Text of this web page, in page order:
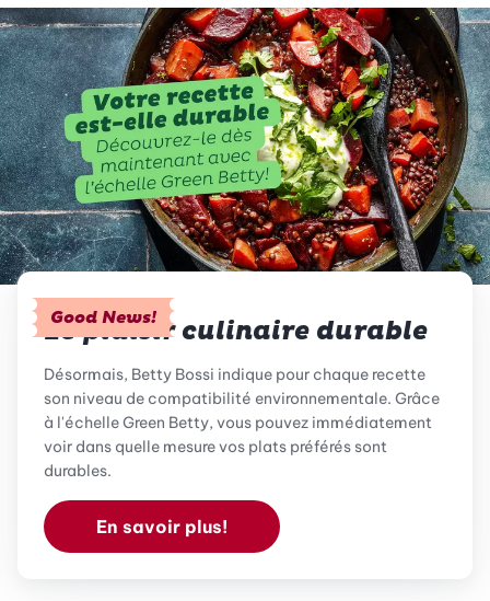
Good News!
Le plaisir culinaire durable
Désormais, Betty Bossi indique pour chaque recette
son niveau de compatibilité environnementale. Grâce
à l'échelle Green Betty, vous pouvez immédiatement
voir dans quelle mesure vos plats préférés sont
durables.
En savoir plus!